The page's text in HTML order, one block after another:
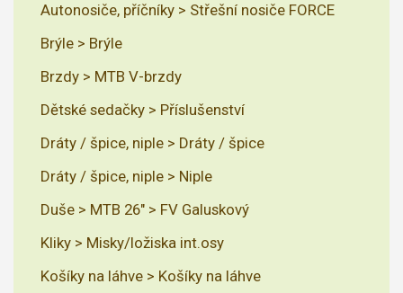
Autonosiče, příčníky > Střešní nosiče FORCE
Brýle > Brýle
Brzdy > MTB V-brzdy
Dětské sedačky > Příslušenství
Dráty / špice, niple > Dráty / špice
Dráty / špice, niple > Niple
Duše > MTB 26" > FV Galuskový
Kliky > Misky/ložiska int.osy
Košíky na láhve > Košíky na láhve